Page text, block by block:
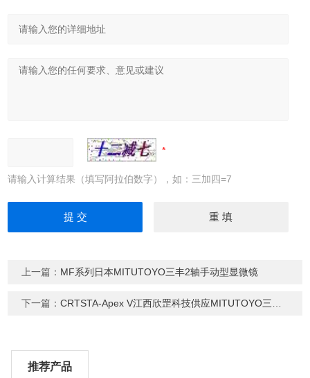
请输入计算结果（填写阿拉伯数字），如：三加四=7
上一篇： MF系列日本MITUTOYO三丰2轴手动型显微镜
下一篇：CRTSTA-Apex V江西欣罡科技供应MITUTOYO三丰三坐标测量机
推荐产品